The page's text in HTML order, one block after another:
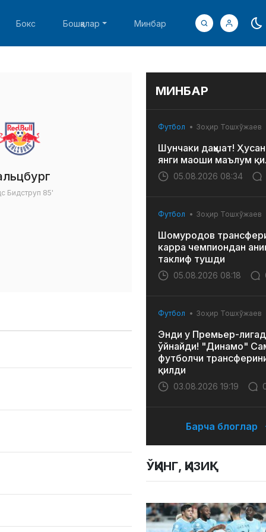
Бокс Бошқалар Минбар
Бидструп 85'
МИНБАР
Футбол Зоҳир Тошхўжаев
Шунчаки даҳшат!
янги маоши маълум
05.08.2026 08:34
Футбол Зоҳир Тошхўжаев
Шомуродов
карра чемпиондан
таклиф тушди
05.08.2026 08:18
Футбол Зоҳир Тошхўжаев
Энди у Премьер-
ўйнайди! "Динамо"
футболчи
қилди
03.08.2026 19:19
Барча блоглар
ЎҚИНГ, ҚИЗИҚ!